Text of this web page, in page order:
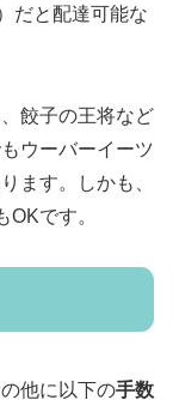
だと配達可能な
餃子の王将など
ウーバーイーツ
ます。しかも、
です。
他に以下の手数